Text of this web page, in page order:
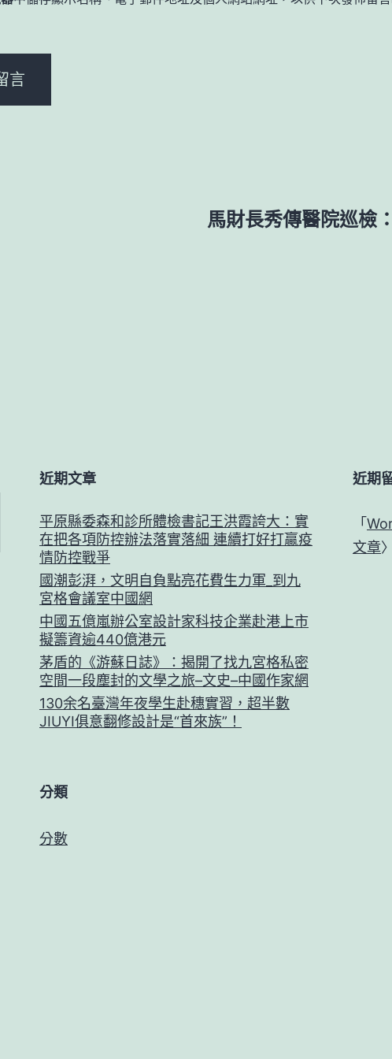
馬財長秀傳醫院巡檢
近期文章
平原縣委森和診所體檢書記王洪霞誇大：實
在把各項防控辦法落實落細 連續打好打贏疫
情防控戰爭
國潮彭湃，文明自負點亮花費生力軍_到九
宮格會議室中國網
中國五億嵐辦公室設計家科技企業赴港上市
擬籌資逾440億港元
茅盾的《游蘇日誌》：揭開了找九宮格私密
空間一段塵封的文學之旅–文史–中國作家網
130余名臺灣年夜學生赴穗實習，超半數
JIUYI俱意翻修設計是“首來族”！
近期
「
文章
分類
分數